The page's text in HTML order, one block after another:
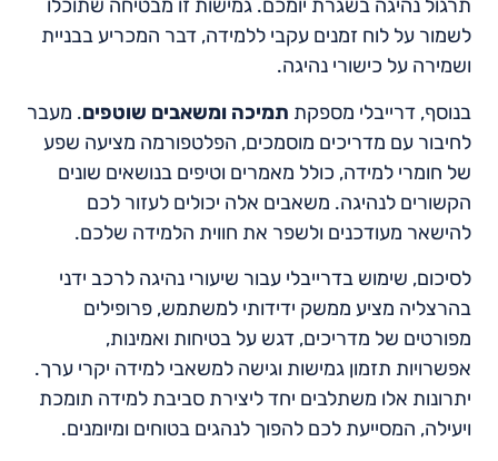
תרגול נהיגה בשגרת יומכם. גמישות זו מבטיחה שתוכלו
לשמור על לוח זמנים עקבי ללמידה, דבר המכריע בבניית
ושמירה על כישורי נהיגה.
בנוסף, דרייבלי מספקת תמיכה ומשאבים שוטפים. מעבר
לחיבור עם מדריכים מוסמכים, הפלטפורמה מציעה שפע
של חומרי למידה, כולל מאמרים וטיפים בנושאים שונים
הקשורים לנהיגה. משאבים אלה יכולים לעזור לכם
להישאר מעודכנים ולשפר את חווית הלמידה שלכם.
לסיכום, שימוש בדרייבלי עבור שיעורי נהיגה לרכב ידני
בהרצליה מציע ממשק ידידותי למשתמש, פרופילים
מפורטים של מדריכים, דגש על בטיחות ואמינות,
אפשרויות תזמון גמישות וגישה למשאבי למידה יקרי ערך.
יתרונות אלו משתלבים יחד ליצירת סביבת למידה תומכת
ויעילה, המסייעת לכם להפוך לנהגים בטוחים ומיומנים.